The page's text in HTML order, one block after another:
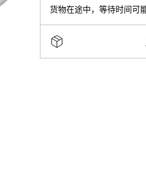
货物在途中，等待时间可